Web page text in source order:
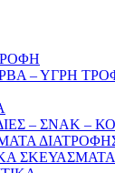
– ΥΓΡΗ
– ΣΝΑΚ –
ΣΚΕΥΑΣΜΑΤΑ